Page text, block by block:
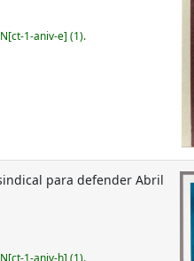
1-aniv-e] (1).
para defender Abril